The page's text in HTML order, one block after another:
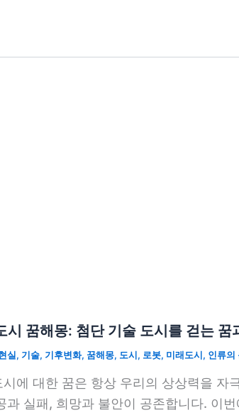
시 꿈해몽: 첨단 기술 도시를 걷는 꿈
실, 기술, 기후변화, 꿈해몽, 도시, 로봇, 미래도시, 인류의
시에 대한 꿈은 항상 우리의 상상력을 자
과 실패, 희망과 불안이 공존합니다. 이